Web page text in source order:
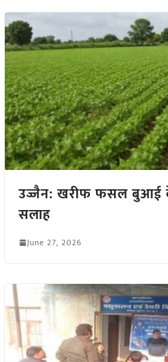
उज्जैन: खरीफ फसल बुआई
सलाह
June 27, 2026